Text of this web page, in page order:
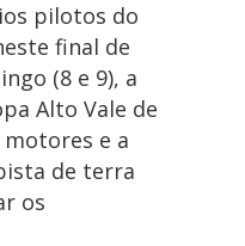
pilotos do
final de
(8 e 9), a
Alto Vale de
e a
de terra
os